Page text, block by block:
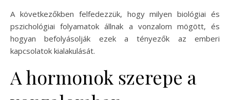
A következőkben felfedezzük, hogy milyen biológiai és
pszichológiai folyamatok állnak a vonzalom mögött, és
hogyan befolyásolják ezek a tényezők az emberi
kapcsolatok kialakulását.
A hormonok szerepe a